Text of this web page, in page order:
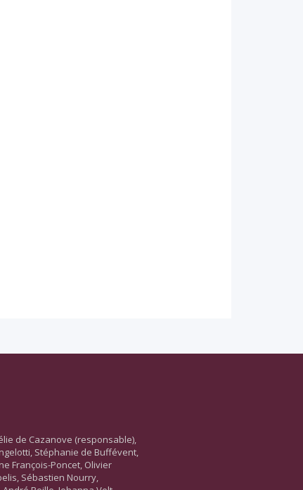
de Cazanove (responsable),
Stéphanie de Buffévent,
François-Poncet, Olivier
Sébastien Nourry,